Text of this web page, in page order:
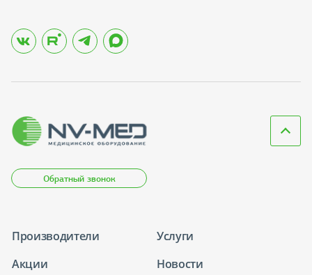
Обратный звонок
Производители
Услуги
Акции
Новости